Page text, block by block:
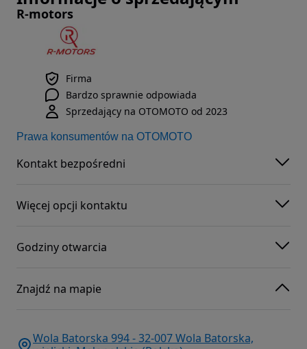
R-motors
Firma
Bardzo sprawnie odpowiada
Sprzedający na OTOMOTO od 2023
Prawa konsumentów na OTOMOTO
Kontakt bezpośredni
Więcej opcji kontaktu
Godziny otwarcia
Znajdź na mapie
Wola Batorska 994 - 32-007 Wola Batorska,